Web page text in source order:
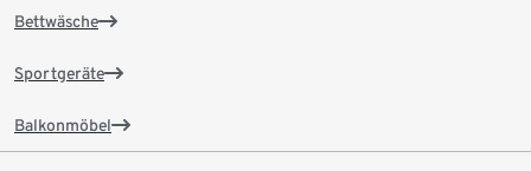
Bettwäsche
Sportgeräte
Balkonmöbel